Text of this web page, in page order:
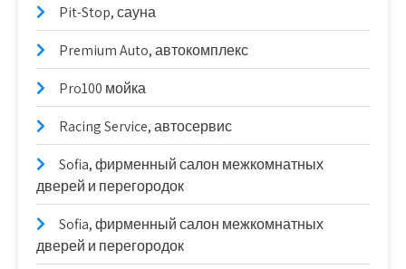
Pit-Stop, сауна
Premium Auto, автокомплекс
Pro100 мойка
Racing Service, автосервис
Sofia, фирменный салон межкомнатных
дверей и перегородок
Sofia, фирменный салон межкомнатных
дверей и перегородок